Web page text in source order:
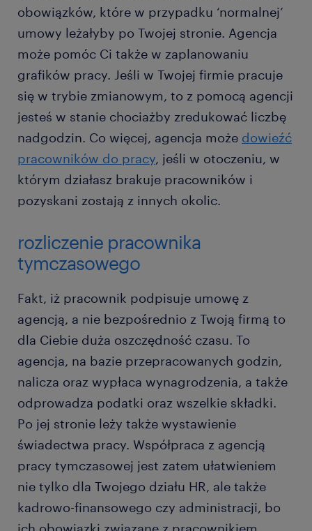
obowiązków, które w przypadku ‘normalnej’
umowy leżałyby po Twojej stronie. Agencja
może pomóc Ci także w zaplanowaniu
grafików pracy. Jeśli w Twojej firmie pracuje
się w trybie zmianowym, to z pomocą agencji
jesteś w stanie chociażby zredukować liczbę
nadgodzin. Co więcej, agencja może dowieźć
pracowników do pracy, jeśli w otoczeniu, w
którym działasz brakuje pracowników i
pozyskani zostają z innych okolic.
rozliczenie pracownika
tymczasowego
Fakt, iż pracownik podpisuje umowę z
agencją, a nie bezpośrednio z Twoją firmą to
dla Ciebie duża oszczędność czasu. To
agencja, na bazie przepracowanych godzin,
nalicza oraz wypłaca wynagrodzenia, a także
odprowadza podatki oraz wszelkie składki.
Po jej stronie leży także wystawienie
świadectwa pracy. Współpraca z agencją
pracy tymczasowej jest zatem ułatwieniem
nie tylko dla Twojego działu HR, ale także
kadrowo-finansowego czy administracji, bo